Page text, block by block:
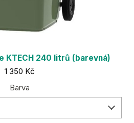
KTECH 240 litrů (barevná)
Cena:
1 350 Kč
Barva